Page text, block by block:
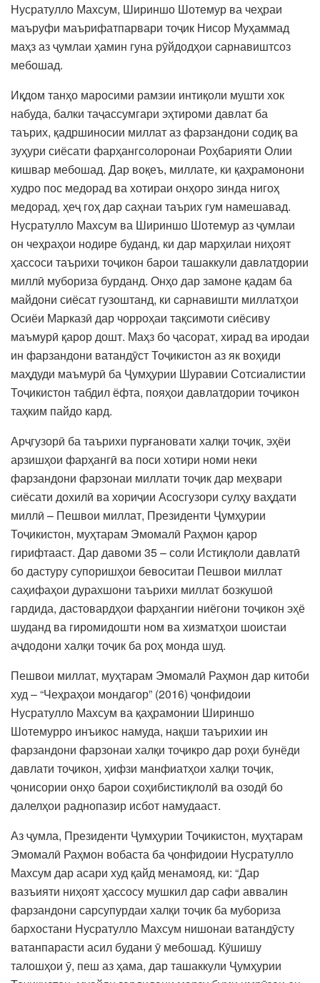
Нусратулло Махсум, Шириншо Шотемур ва чеҳраи
маъруфи маърифатпарвари тоҷик Нисор Муҳаммад
маҳз аз ҷумлаи ҳамин гуна рӯйдодҳои сарнавиштсоз
мебошад.
Иқдом танҳо маросими рамзии интиқоли мушти хок
набуда, балки таҷассумгари эҳтироми давлат ба
таърих, қадршиносии миллат аз фарзандони содиқ ва
зуҳури сиёсати фарҳангсолоронаи Роҳбарияти Олии
кишвар мебошад. Дар воқеъ, миллате, ки қаҳрамонони
худро пос медорад ва хотираи онҳоро зинда нигоҳ
медорад, ҳеҷ гоҳ дар саҳнаи таърих гум намешавад.
Нусратулло Махсум ва Шириншо Шотемур аз ҷумлаи
он чеҳраҳои нодире буданд, ки дар марҳилаи ниҳоят
ҳассоси таърихи тоҷикон барои ташаккули давлатдории
миллӣ мубориза бурданд. Онҳо дар замоне қадам ба
майдони сиёсат гузоштанд, ки сарнавишти миллатҳои
Осиёи Марказӣ дар чорроҳаи тақсимоти сиёсиву
маъмурӣ қарор дошт. Маҳз бо ҷасорат, хирад ва иродаи
ин фарзандони ватандӯст Тоҷикистон аз як воҳиди
маҳдуди маъмурӣ ба Ҷумҳурии Шуравии Сотсиалистии
Тоҷикистон табдил ёфта, пояҳои давлатдории тоҷикон
таҳким пайдо кард.
Арҷгузорӣ ба таърихи пурғановати халқи тоҷик, эҳёи
арзишҳои фарҳангӣ ва поси хотири номи неки
фарзандони фарзонаи миллати тоҷик дар меҳвари
сиёсати дохилӣ ва хориҷии Асосгузори сулҳу ваҳдати
миллӣ – Пешвои миллат, Президенти Ҷумҳурии
Тоҷикистон, муҳтарам Эмомалӣ Раҳмон қарор
гирифтааст. Дар давоми 35 – соли Истиқлоли давлатӣ
бо дастуру супоришҳои бевоситаи Пешвои миллат
саҳифаҳои дурахшони таърихи миллат бозкушоӣ
гардида, дастовардҳои фарҳангии ниёгони тоҷикон эҳё
шуданд ва гиромидошти ном ва хизматҳои шоистаи
аҷдодони халқи тоҷик ба роҳ монда шуд.
Пешвои миллат, муҳтарам Эмомалӣ Раҳмон дар китоби
худ – “Чеҳраҳои мондагор” (2016) ҷонфидоии
Нусратулло Махсум ва қаҳрамонии Шириншо
Шотемурро инъикос намуда, нақши таърихии ин
фарзандони фарзонаи халқи тоҷикро дар роҳи бунёди
давлати тоҷикон, ҳифзи манфиатҳои халқи тоҷик,
ҷонисории онҳо барои соҳибистиқлолӣ ва озодӣ бо
далелҳои раднопазир исбот намудааст.
Аз ҷумла, Президенти Ҷумҳурии Тоҷикистон, муҳтарам
Эмомалӣ Раҳмон вобаста ба ҷонфидоии Нусратулло
Махсум дар асари худ қайд менамояд, ки: “Дар
вазъияти ниҳоят ҳассосу мушкил дар сафи аввалин
фарзандони сарсупурдаи халқи тоҷик ба мубориза
бархостани Нусратулло Махсум нишонаи ватандӯсту
ватанпарасти асил будани ӯ мебошад. Кӯшишу
талошҳои ӯ, пеш аз ҳама, дар ташаккули Ҷумҳурии